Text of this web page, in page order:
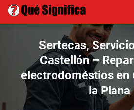
Sertecas,
Castellón –
electrodoméstios en
la Plana